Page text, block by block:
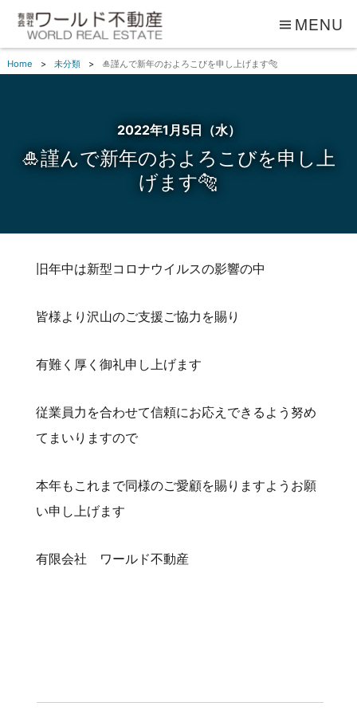
MENU
Home 未分類 🎍謹んで新年のおよろこびを申し上げます🐅
2022年1月5日（水）
🎍謹んで新年のおよろこびを申し上
げます🐅
旧年中は新型コロナウイルスの影響の中
皆様より沢山のご支援ご協力を賜り
有難く厚く御礼申し上げます
従業員力を合わせて信頼にお応えできるよう努め
てまいりますので
本年もこれまで同様のご愛顧を賜りますようお願
い申し上げます
有限会社 ワールド不動産